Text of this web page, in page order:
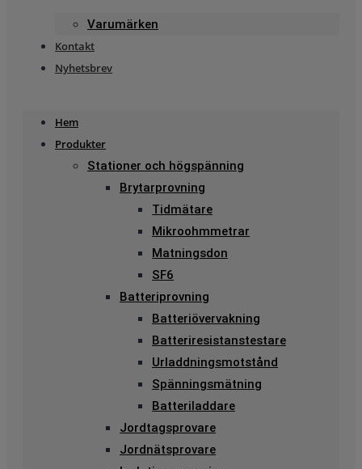
Varumärken
Kontakt
Nyhetsbrev
Hem
Produkter
Stationer och högspänning
Brytarprovning
Tidmätare
Mikroohmmetrar
Matningsdon
SF6
Batteriprovning
Batteriövervakning
Batteriresistanstestare
Urladdningsmotstånd
Spänningsmätning
Batteriladdare
Jordtagsprovare
Jordnätsprovare